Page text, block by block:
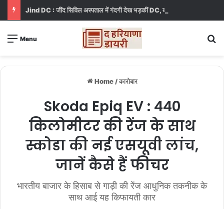
Menu
Home / कारोबार
Skoda Epiq EV : 440
किलोमीटर की रेंज के साथ
स्कोडा की नई एसयूवी लांच,
जानें कैसे हैं फीचर
भारतीय बाजार के हिसाब से गाड़ी की रेंज आधुनिक तकनीक के
साथ आई यह किफायती कार